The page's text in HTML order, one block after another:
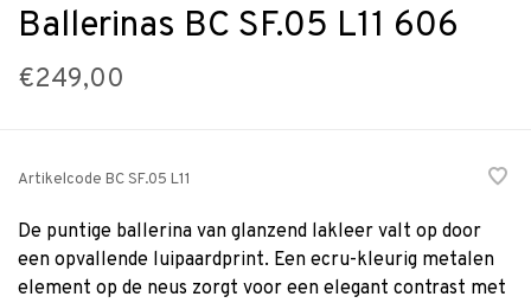
Ballerinas BC SF.05 L11 606
€249,00
Artikelcode BC SF.05 L11
De puntige ballerina van glanzend lakleer valt op door
een opvallende luipaardprint. Een ecru-kleurig metalen
element op de neus zorgt voor een elegant contrast met